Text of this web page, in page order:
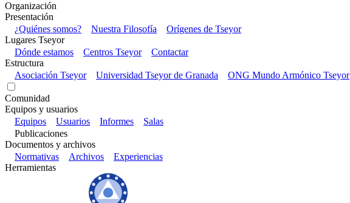
Organización
Presentación
¿Quiénes somos?
Nuestra Filosofía
Orígenes de Tseyor
Lugares Tseyor
Dónde estamos
Centros Tseyor
Contactar
Estructura
Asociación Tseyor
Universidad Tseyor de Granada ONG Mundo Armónico Tseyor
Comunidad
Equipos y usuarios
Equipos
Usuarios Informes
Salas
Publicaciones
Documentos y archivos
Normativas
Archivos
Experiencias
Herramientas